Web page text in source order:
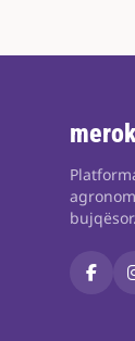
bujqësor.